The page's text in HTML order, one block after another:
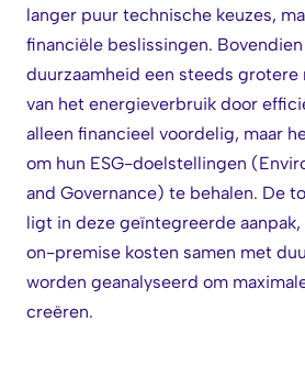
langer puur technische keuzes,
financiële beslissingen.
duurzaamheid een steeds grotere
van het energieverbruik door
alleen financieel voordelig, maar
om hun ESG-doelstellingen
and Governance) te behalen. De
ligt in deze geïntegreerde
on-premise kosten samen met
worden geanalyseerd om
creëren.